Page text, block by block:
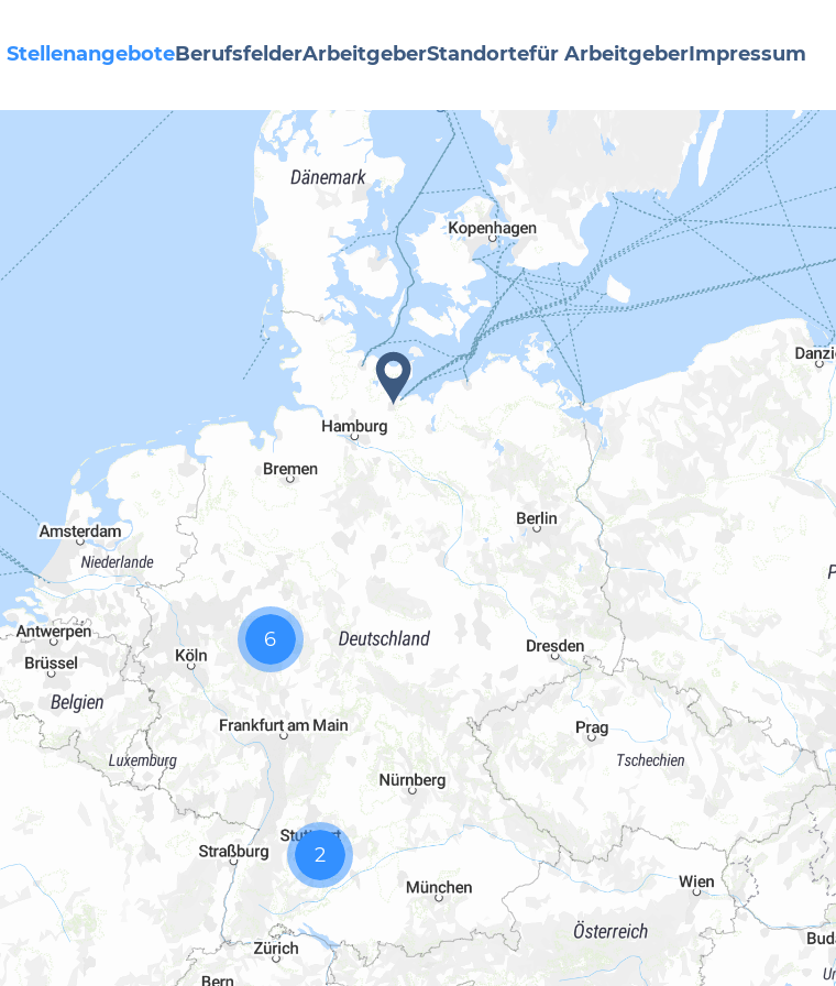
StellenangeboteBerufsfelderArbeitgeberStandortefür ArbeitgeberImpressum
6
2